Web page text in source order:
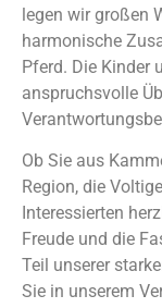
legen wir großen
harmonische
Pferd. Die Kinder
anspruchsvolle
Ob Sie aus
Region, die
Interessierten
Freude und die
Teil unserer
Sie in unserem